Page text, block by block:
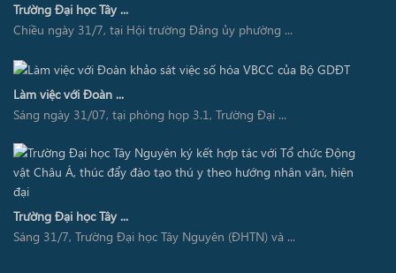
Trường Đại học Tây ...
Chiều ngày 31/7, tại Hội trường Đảng ủy phường ...
Làm việc với Đoàn ...
Sáng ngày 31/07, tại phòng họp 3.1, Trường Đại ...
Trường Đại học Tây ...
Sáng 31/7, Trường Đại học Tây Nguyên (ĐHTN) và ...